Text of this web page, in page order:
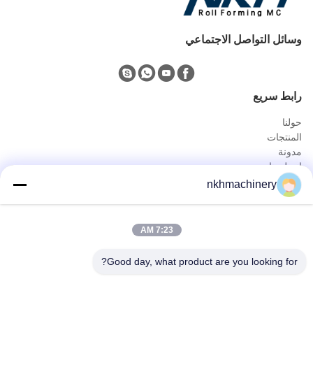
وسائل التواصل الاجتماعي
رابط سريع
حولنا
المنتجات
مدونة
اتصل بنا
المنتجات
لوحة سقف دحر آلة تشكيل
سطح السفينة الكلمة دحر آلة تشكيل
ورقة تسقيف العقص آلة
nkhmachinery
7:23 AM
Good day, what product are you looking for?